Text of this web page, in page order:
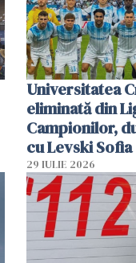
Universitatea
eliminată din
Campionilor,
cu Levski Sofia
29 IULIE 2026